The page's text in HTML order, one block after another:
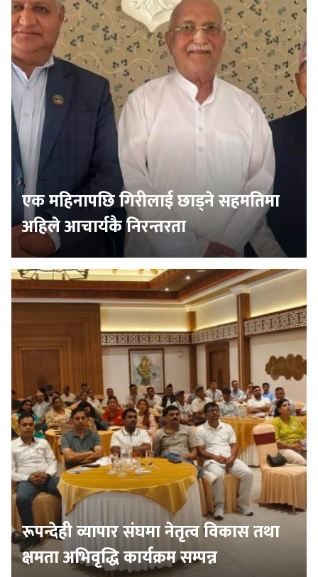
एक महिनापछि गिरीलाई छाड्ने सहमतिमा
अहिले आचार्यकै निरन्तरता
रूपन्देही व्यापार संघमा नेतृत्व विकास तथा
क्षमता अभिवृद्धि कार्यक्रम सम्पन्न